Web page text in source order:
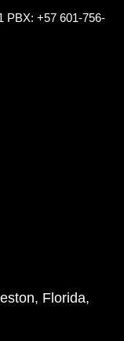
PBX: +57 601-756-
Florida,